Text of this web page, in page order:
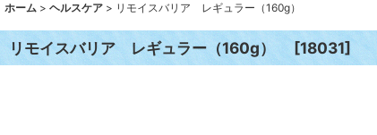
ホーム > ヘルスケア > リモイスバリア レギュラー（160g）
リモイスバリア レギュラー（160g） [18031]